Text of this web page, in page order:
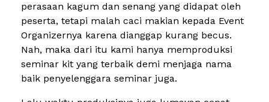
perasaan kagum dan senang yang didapat oleh
peserta, tetapi malah caci makian kepada Event
Organizernya karena dianggap kurang becus.
Nah, maka dari itu kami hanya memproduksi
seminar kit yang terbaik demi menjaga nama
baik penyelenggara seminar juga.